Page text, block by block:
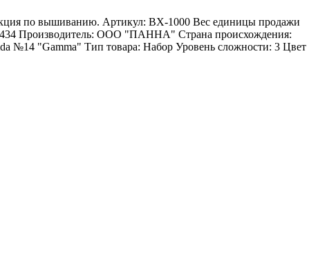
по вышиванию. Артикул: ВХ-1000 Вес единицы продажи
Производитель: ООО "ПАННА" Страна происхождения:
№14 "Gamma" Тип товара: Набор Уровень сложности: 3 Цвет